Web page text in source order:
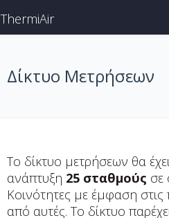
Δίκτυο Μετρήσεων
Το δίκτυο μετρήσεων θα
ανάπτυξη 25 σταθμούς σε
Κοινότητες με έμφαση στις
από αυτές. Το δίκτυο
ThermiAir